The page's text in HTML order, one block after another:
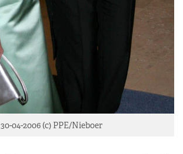
30-04-2006 (c) PPE/Nieboer